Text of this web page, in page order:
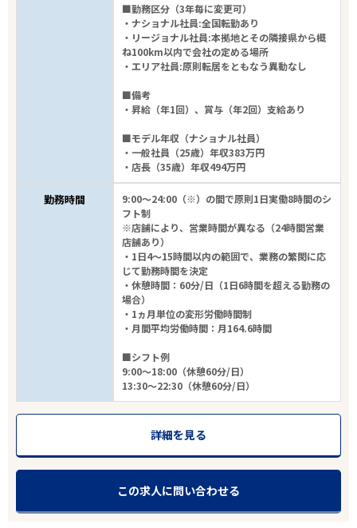
■勤務区分（3年毎に変更可）
・ナショナル社員:全国転勤あり
・リージョナル社員:本拠地とその隣接県から概
ね100km以内で会社の定める場所
・エリア社員:原則転居をともなう異動なし
■備考
・昇給（年1回）、賞与（年2回）支給あり
■モデル年収（ナショナル社員）
・一般社員（25歳）年収383万円
・店長（35歳）年収494万円
勤務時間
9:00～24:00（※）の間で原則1日実働8時間のシ
フト制
※店舗により、営業時間が異なる（24時間営業
店舗あり）
・1日4～15時間以内の範囲で、業務の繁閑に応
じて勤務時間を決定
・休憩時間：60分/日（1日6時間を超える勤務の
場合）
・1ヵ月単位の変形労働時間制
・月間平均労働時間：月164.6時間
■シフト例
9:00～18:00（休憩60分/日）
13:30～22:30（休憩60分/日）
詳細を見る
この求人に問い合わせる